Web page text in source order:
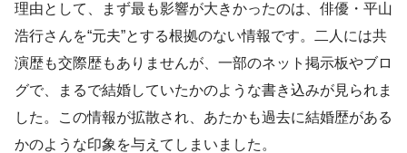
理由として、まず最も影響が大きかったのは、俳優・平山
浩行さんを“元夫”とする根拠のない情報です。二人には共
演歴も交際歴もありませんが、一部のネット掲示板やブロ
グで、まるで結婚していたかのような書き込みが見られま
した。この情報が拡散され、あたかも過去に結婚歴がある
かのような印象を与えてしまいました。